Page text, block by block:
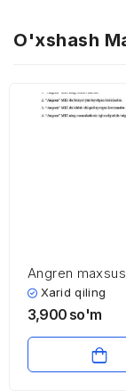
O'xshash
Angren maxsus
industrial zonasi
Xarid qiling
3,900 so'm